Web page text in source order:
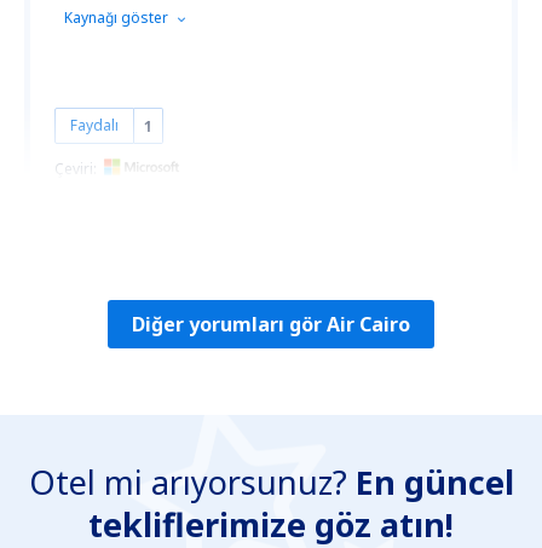
Kaynağı göster
Faydalı 1
Çeviri:
Diğer yorumları gör Air Cairo
Otel mi arıyorsunuz? En güncel
tekliflerimize göz atın!